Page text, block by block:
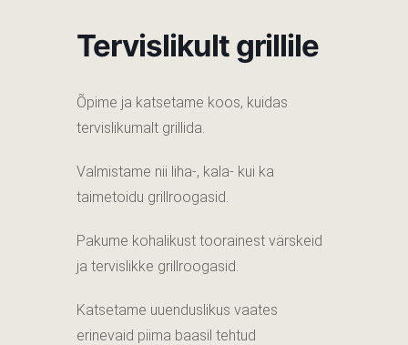
Tervislikult grillile
Õpime ja katsetame koos, kuidas
tervislikumalt grillida.
Valmistame nii liha-, kala- kui ka
taimetoidu grillroogasid.
Pakume kohalikust toorainest värskeid
ja tervislikke grillroogasid.
Katsetame uuenduslikus vaates
erinevaid piima baasil tehtud